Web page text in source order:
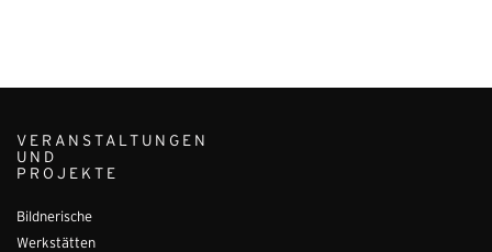
VERANSTALTUNGEN
UND
PROJEKTE
Bildnerische
Werkstätten